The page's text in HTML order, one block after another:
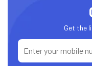
Get the